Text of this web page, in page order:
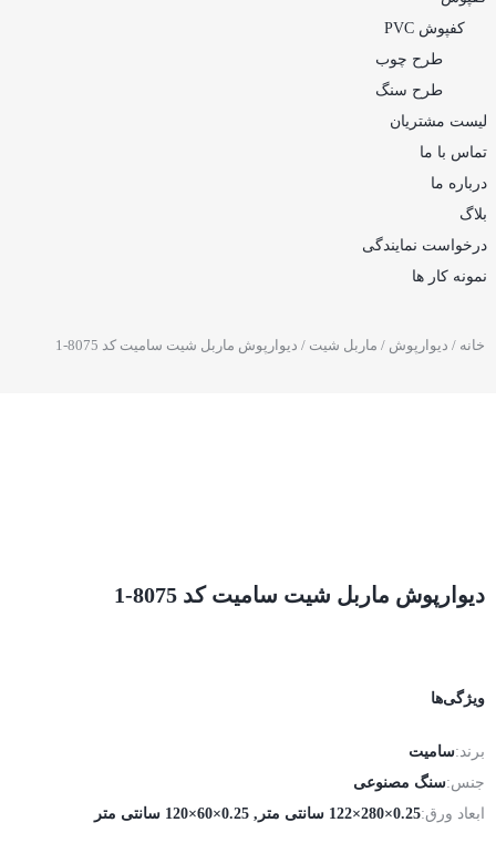
کفپوش PVC
طرح چوب
طرح سنگ
لیست مشتریان
تماس با ما
درباره ما
بلاگ
درخواست نمایندگی
نمونه کار ها
خانه / دیوارپوش / ماربل شیت / دیوارپوش ماربل شیت سامیت کد 8075-1
دیوارپوش ماربل شیت سامیت کد 8075-1
ویژگی‌ها
برند:سامیت
جنس:سنگ مصنوعی
ابعاد ورق:0.25×280×122 سانتی متر, 0.25×60×120 سانتی متر